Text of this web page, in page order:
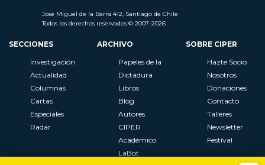
José Miguel de la Barra 412, Santiago de Chile
Todos los derechos reservados © 2007-2026
SECCIONES
Investigación
Actualidad
Columnas
Cartas
Especiales
Radar
ARCHIVO
Papeles de la
Dictadura
Libros
Blog
Autores
CIPER
Académico
LaBot
SOBRE CIPER
Hazte Socio
Nosotros
Donaciones
Contacto
Talleres
Newsletter
Festival